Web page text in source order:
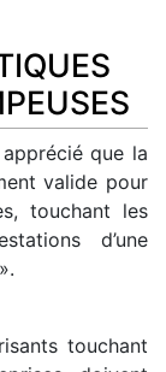
que la
valide pour
touchant les
d’une
touchant